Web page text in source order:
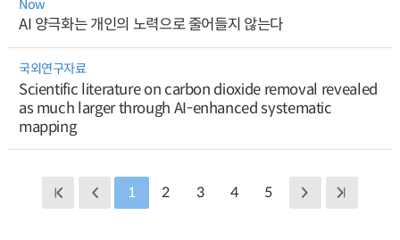
Now
AI 양극화는 개인의 노력으로 줄어들지 않는다
국외연구자료
Scientific literature on carbon dioxide removal revealed
as much larger through AI-enhanced systematic
mapping
1 2 3 4 5